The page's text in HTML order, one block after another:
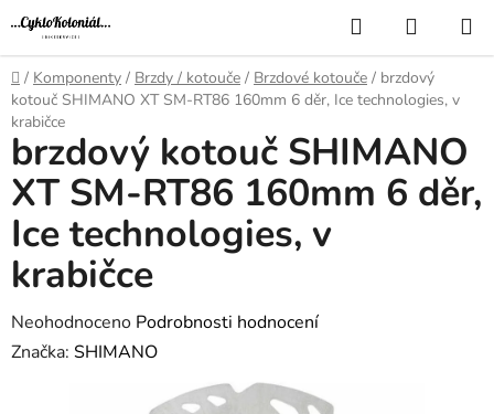
Přejít
na
obsah
Hledat
KOŠÍK
Domů
/ Komponenty / Brzdy / kotouče / Brzdové kotouče / brzdový
kotouč SHIMANO XT SM-RT86 160mm 6 děr, Ice technologies, v
krabičce
brzdový kotouč SHIMANO
XT SM-RT86 160mm 6 děr,
Ice technologies, v
krabičce
Průměrné
hodnocení
Neohodnoceno Podrobnosti hodnocení
Značka: SHIMANO